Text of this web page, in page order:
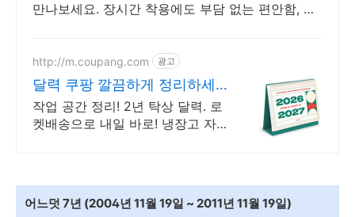
만나보세요. 장시간 착용에도 부담 없는 편안함, 지
http://m.coupang.com 광고
달력 쿠팡 깔끔하게 정리하세
요
작업 공간 정리! 2년 탁상 달력. 로
켓배송으로 내일 바로! 냉장고 자
어느덧 7년 (2004년 11월 19일 ~ 2011년 11월 19일)